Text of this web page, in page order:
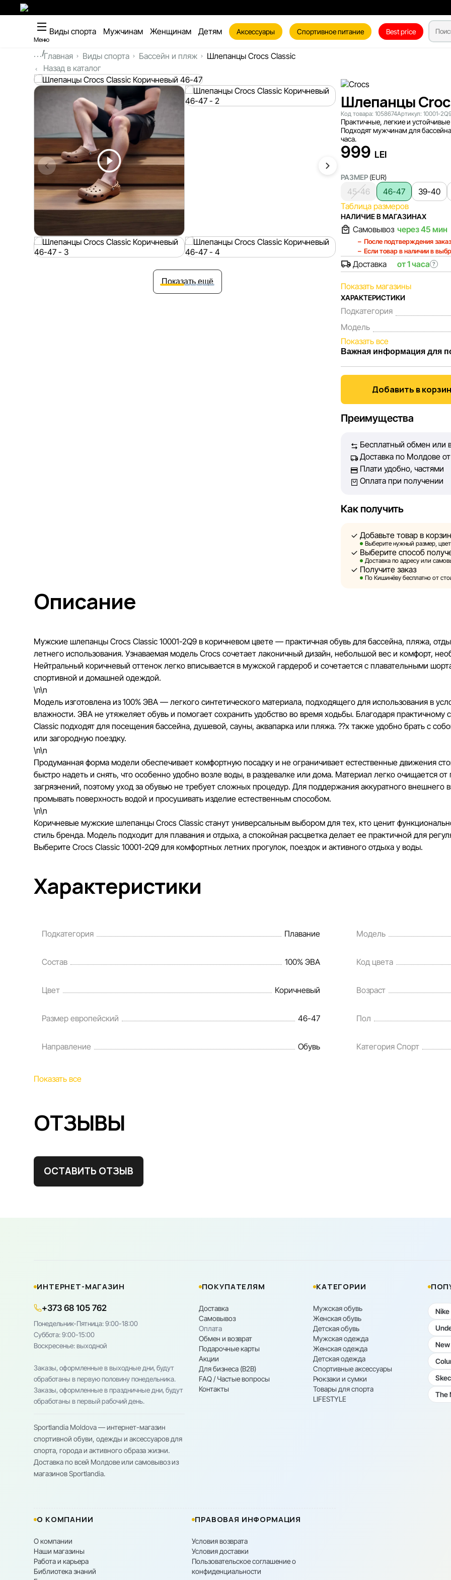
Меню
Виды спорта Мужчинам Женщинам Детям Аксессуары Спортивное питание Best price
...Главная Виды спорта Бассейн и пляж
Шлепанцы Crocs Classic
Назад в каталог
Показать ещё
Шлепанцы
Код товара: 1058674Артикул: 10001-
Практичные, легкие и
Подходят мужчинам для
часа.
999 LEI
РАЗМЕР (EUR)
45-46 46-47 39-40
Таблица размеров
НАЛИЧИЕ В МАГАЗИНАХ
Самовывоз через 45 мин
После подтверждения
Если товар в наличии в
Доставка от 1 часа ?
Показать магазины
ХАРАКТЕРИСТИКИ
Подкатегория
Модель
Показать все
Важная информация для
Мы, команда сети
Каждый день мы работаем
представленная на сайте,
принять лучшее решение о
Однако, несмотря на
абсолютную точность всех
технических ошибок или
актуальность информации
Sportlandia оставляет за
предварительного
и потребительские
являются
информация о товарах
Наша команда регулярно
своевременно выявлять и
разумные сроки.
Добавить в
Преимущества
Бесплатный обмен или
Доставка по Молдове от
Плати удобно, частями
Оплата при получении
Как получить
Добавьте товар в
Выберите нужный размер,
Выберите способ
Доставка по адресу или
Получите заказ
По Кишинёву бесплатно от
Описание
Мужские шлепанцы Crocs Classic 10001-2Q9 в коричневом цвете — практичная обувь для бассейна, пляжа,
летнего использования. Узнаваемая модель Crocs сочетает лаконичный дизайн, небольшой вес и комфорт,
Нейтральный коричневый оттенок легко вписывается в мужской гардероб и сочетается с плавательными
спортивной и домашней одеждой.
\n\n
Модель изготовлена из 100% ЭВА — легкого синтетического материала, подходящего для использования в
влажности. ЭВА не утяжеляет обувь и помогает сохранить удобство во время ходьбы. Благодаря практичному
Classic подходят для посещения бассейна, душевой, сауны, аквапарка или пляжа. ??х также удобно брать с
или загородную поездку.
\n\n
Продуманная форма модели обеспечивает комфортную посадку и не ограничивает естественные движения
быстро надеть и снять, что особенно удобно возле воды, в раздевалке или дома. Материал легко очищается
загрязнений, поэтому уход за обувью не требует сложных процедур. Для поддержания аккуратного внешнего
промывать поверхность водой и просушивать изделие естественным способом.
\n\n
Коричневые мужские шлепанцы Crocs Classic станут универсальным выбором для тех, кто ценит
стиль бренда. Модель подходит для плавания и отдыха, а спокойная расцветка делает ее практичной для
Выберите Crocs Classic 10001-2Q9 для комфортных летних прогулок, поездок и активного отдыха у воды.
Характеристики
Подкатегория Плавание Модель
Состав 100% ЭВА Код цвета
Цвет Коричневый Возраст
Размер европейский 46-47 Пол
Направление Обувь Категория Спорт
Показать все
ОТЗЫВЫ
ОСТАВИТЬ ОТЗЫВ
ИНТЕРНЕТ-МАГАЗИН
+373 68 105 762
Понедельник-Пятница: 9:00-18:00
Cуббота: 9:00-15:00
Воскресенье: выходной
Заказы, оформленные в выходные дни, будут
обработаны в первую половину понедельника.
Заказы, оформленные в праздничные дни, будут
обработаны в первый рабочий день.
Sportlandia Moldova — интернет-магазин
спортивной обуви, одежды и аксессуаров для
спорта, города и активного образа жизни.
Доставка по всей Молдове или самовывоз из
магазинов Sportlandia.
ПОКУПАТЕЛЯМ
Доставка
Самовывоз
Оплата
Обмен и возврат
Подарочные карты
Акции
Для бизнеса (B2B)
FAQ / Частые вопросы
Контакты
КАТЕГОРИИ
Мужская обувь
Женская обувь
Детская обувь
Мужская одежда
Женская одежда
Детская одежда
Спортивные аксессуары
Рюкзаки и сумки
Товары для спорта
LIFESTYLE
Nike
The
О КОМПАНИИ
О компании
Наши магазины
Работа и карьера
Библиотека знаний
ПРАВОВАЯ ИНФОРМАЦИЯ
Условия возврата
Условия доставки
Пользовательское соглашение о
конфиденциальности